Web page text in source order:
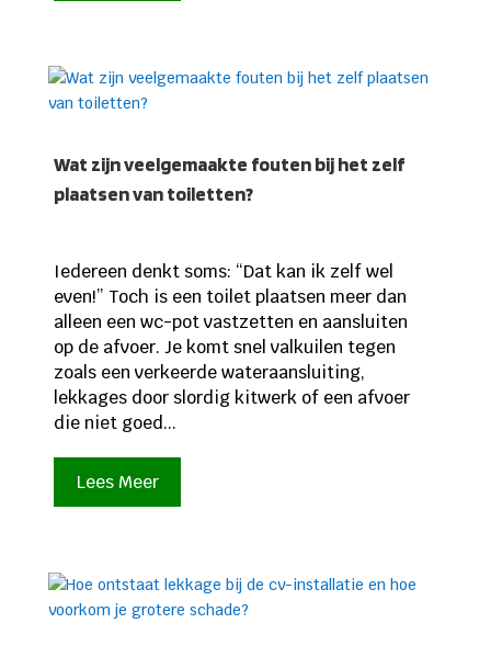
Wat zijn veelgemaakte fouten bij het zelf
plaatsen van toiletten?
Iedereen denkt soms: “Dat kan ik zelf wel
even!” Toch is een toilet plaatsen meer dan
alleen een wc-pot vastzetten en aansluiten
op de afvoer. Je komt snel valkuilen tegen
zoals een verkeerde wateraansluiting,
lekkages door slordig kitwerk of een afvoer
die niet goed...
Lees Meer